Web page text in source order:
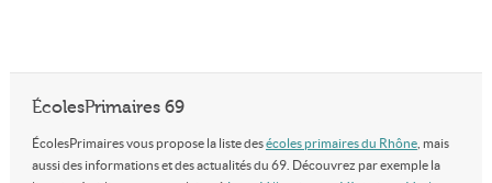
ÉcolesPrimaires 69
ÉcolesPrimaires vous propose la liste desécoles primaires du Rhône, mais
aussi des informations et des actualités du 69. Découvrez par exemple la